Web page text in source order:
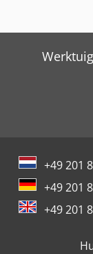
Schaffer 4580
Schaffer 6390
Schaffer 9630
Schaffer 9660
+49 201
+49 201
+49 201